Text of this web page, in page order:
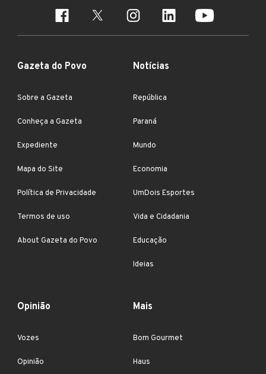
Gazeta do Povo
Sobre a Gazeta
Conheça a Gazeta
Expediente
Mapa do Site
Política de Privacidade
Termos de uso
About Gazeta do Povo
Notícias
República
Paraná
Mundo
Economia
UmDois Esportes
Vida e Cidadania
Educação
Ideias
Opinião
Vozes
Opinião
Mais
Bom Gourmet
Haus